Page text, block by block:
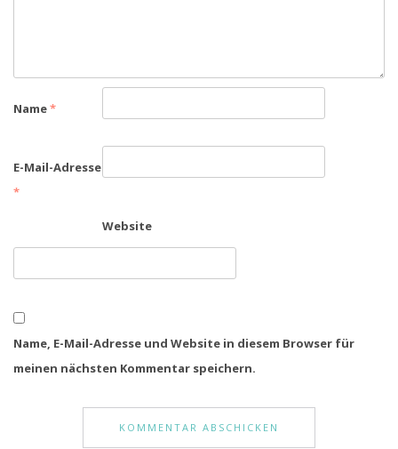
Name*
E-Mail-Adresse
*
Website
Name, E-Mail-Adresse und Website in diesem Browser für
meinen nächsten Kommentar speichern.